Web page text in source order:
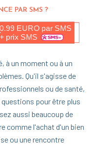
PAR SMS ?
à un moment ou à un
Qu'il s'agisse de
ou de santé,
pour être plus
aussi beaucoup de
comme l'achat d'un bien
ou une rencontre